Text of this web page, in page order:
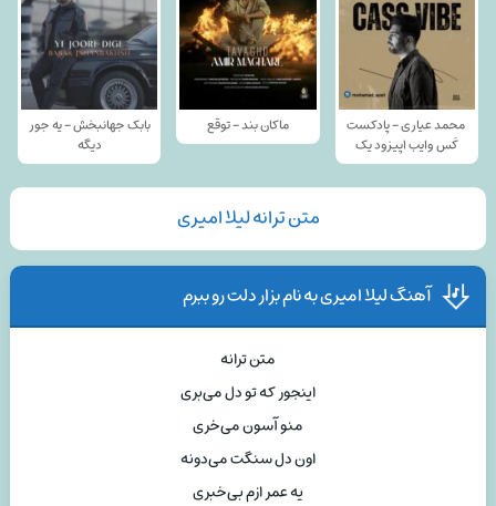
محمد عیاری - پادکست
کَس وایب اپیزود یک
ماکان بند - توقع
بابک جهانبخش - یه جور
دیگه
متن ترانه لیلا امیری
آهنگ لیلا امیری به نام بزار دلت رو ببرم
متن ترانه
اینجور که تو دل می‌بری
منو آسون می‌خری
اون دل سنگت می‌دونه
یه عمر ازم بی‌خبری